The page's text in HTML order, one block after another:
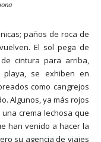
paños de roca de
El sol pega de
cintura para arriba,
se exhiben en
como cangrejos
Algunos, ya más rojos
crema lechosa que
han venido a hacer la
su agencia de viajes